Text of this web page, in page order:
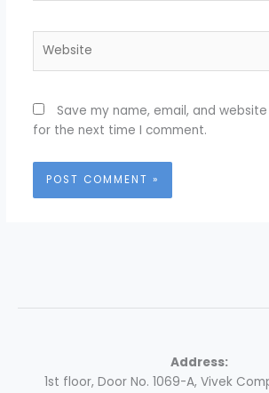
Save my name, email, and
for the next time I comment.
Address:
1st floor, Door No. 1069-A, Vivek